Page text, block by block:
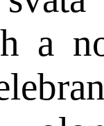
a